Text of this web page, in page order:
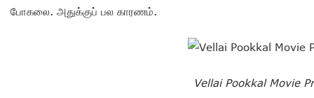
போகலை. அதுக்குப் பல காரணம்.
Vellai Pookkal Movie